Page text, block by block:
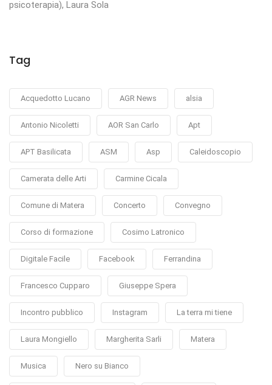
psicoterapia), Laura Sola
Tag
Acquedotto Lucano AGR News alsia
Antonio Nicoletti AOR San Carlo Apt
APT Basilicata ASM Asp Caleidoscopio
Camerata delle Arti Carmine Cicala
Comune di Matera Concerto Convegno
Corso di formazione Cosimo Latronico
Digitale Facile Facebook Ferrandina
Francesco Cupparo Giuseppe Spera
Incontro pubblico Instagram La terra mi tiene
Laura Mongiello Margherita Sarli Matera
Musica Nero su Bianco